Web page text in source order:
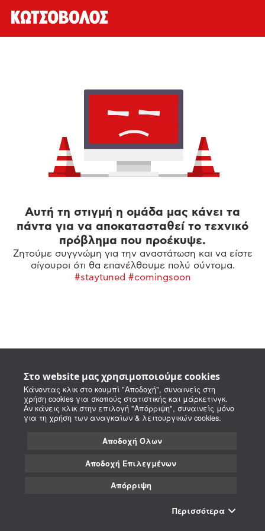
Στο website μας χρησιμοποιούμε cookies
Κάνοντας κλικ στο κουμπί "Αποδοχή", συναινείς στη
χρήση cookies για σκοπούς στατιστικής και μάρκετινγκ.
Αν κάνεις κλικ στην επιλογή "Απόρριψη", συναινείς μόνο
για τη χρήση των αναγκαίων & λειτουργικών cookies.
Αποδοχή Όλων
Αποδοχή Επιλεγμένων
Απόρριψη
Περισσότερα
Αυτή τη στιγμή η ομάδα μας κάνει τα
πάντα για να αποκατασταθεί το τεχνικό
πρόβλημα που προέκυψε.
Ζητούμε συγγνώμη για την αναστάτωση και να είστε
σίγουροι ότι θα επανέλθουμε πολύ σύντομα.
#staytuned #comingsoon